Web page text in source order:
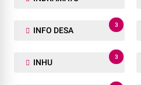
INFO DESA
3
INHU
3